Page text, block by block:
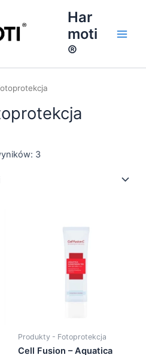
Har
moti
®
3Posortowane
Produkty - Fotoprotekcja
Cell Fusion – Aquatica